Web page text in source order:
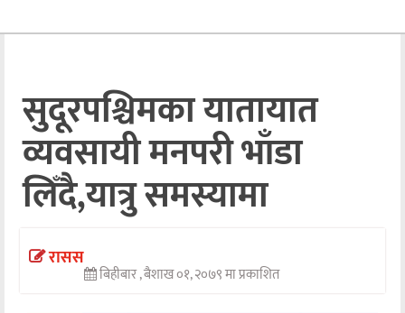
अन्तराष्ट्रिय
अन्तर्वार्ता
अर्थ
खेलकुद
मनोरञ्जन
सुदूरपश्चिमका यातायात
व्यवसायी मनपरी भाँडा
लिँदै,यात्रु समस्यामा
रासस
बिहीबार , बैशाख ०१, २०७९ मा प्रकाशित